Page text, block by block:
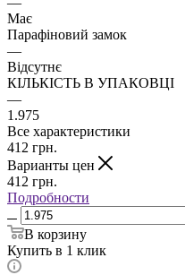
Має
Парафіновий замок
—
Відсутнє
КІЛЬКІСТЬ В УПАКОВЦІ
—
1.975
Все характеристики
412 грн.
Варианты цен
412 грн.
Подробности
В корзину
Купить в 1 клик